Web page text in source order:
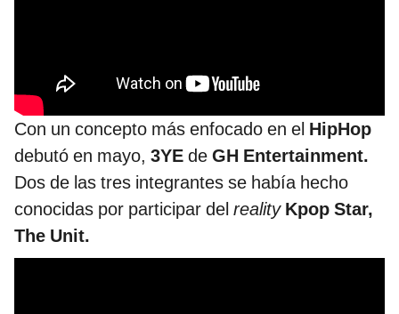
Con un concepto más enfocado en el HipHop
debutó en mayo, 3YE de GH Entertainment.
Dos de las tres integrantes se había hecho
conocidas por participar del reality Kpop Star,
The Unit.